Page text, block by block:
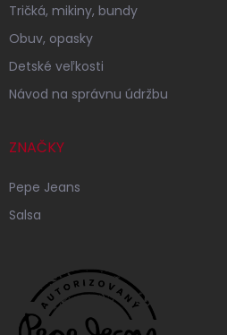
Tričká, mikiny, bundy
Obuv, opasky
Detské veľkosti
Návod na správnu údržbu
ZNAČKY
Pepe Jeans
Salsa